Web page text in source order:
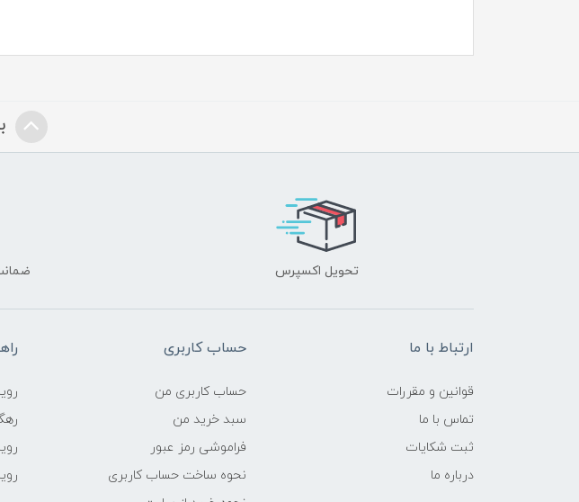
تحویل اکسپرس
ارتباط با ما
قوانین و مقررات
تماس با ما
ثبت شکایات
درباره ما
حساب کاربری
حساب کاربری من
سبد خرید من
فراموشی رمز عبور
نحوه ساخت حساب کاربری